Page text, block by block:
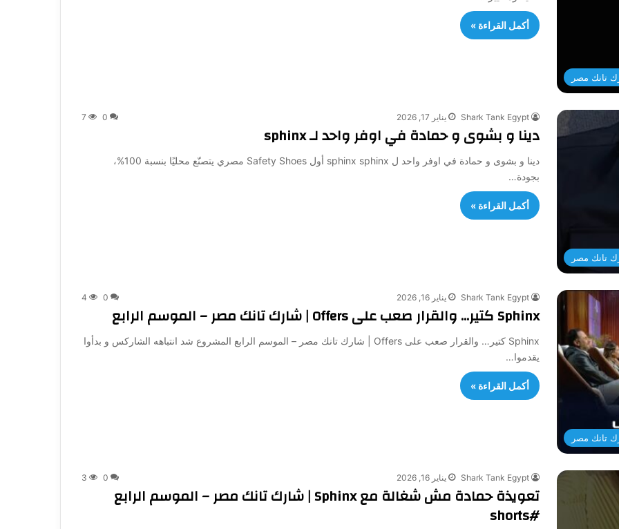
تانك مصر
أكمل القراءة »
تانك مصر
Shark Tank Egypt يناير 17, 2026 0
7
دينا و بشوى و حمادة في اوفر واحد لـ sphinx
دينا و بشوى و حمادة في اوفر واحد ل sphinx sphinx أول Safety Shoes مصري يتصنّع محليًا بنسبة 100%،
بجودة…
أكمل القراءة »
تانك مصر
Shark Tank Egypt يناير 16, 2026 0
4
Sphinx كتير… والقرار صعب على Offers | شارك تانك مصر – الموسم الرابع
Sphinx كتير… والقرار صعب على Offers | شارك تانك مصر – الموسم الرابع المشروع شد انتباهه الشاركس و بدأوا
يقدموا…
أكمل القراءة »
Shark Tank Egypt يناير 16, 2026 0
3
تعويذة حمادة مش شغالة مع Sphinx | شارك تانك مصر – الموسم الرابع
#shorts